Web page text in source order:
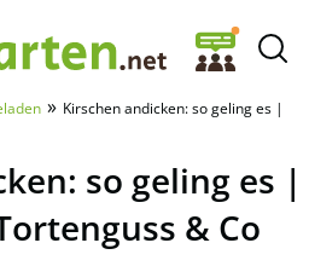
» Kirschen andicken: so geling es |
so geling es |
& Co